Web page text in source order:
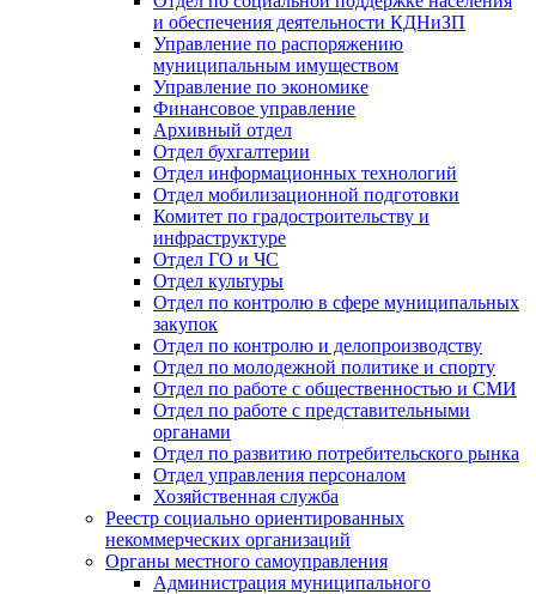
и обеспечения деятельности КДНиЗП
Управление по распоряжению
муниципальным имуществом
Управление по экономике
Финансовое управление
Архивный отдел
Отдел бухгалтерии
Отдел информационных технологий
Отдел мобилизационной подготовки
Комитет по градостроительству и
инфраструктуре
Отдел ГО и ЧС
Отдел культуры
Отдел по контролю в сфере муниципальных
закупок
Отдел по контролю и делопроизводству
Отдел по молодежной политике и спорту
Отдел по работе с общественностью и СМИ
Отдел по работе с представительными
органами
Отдел по развитию потребительского рынка
Отдел управления персоналом
Хозяйственная служба
Реестр социально ориентированных
некоммерческих организаций
Органы местного самоуправления
Администрация муниципального